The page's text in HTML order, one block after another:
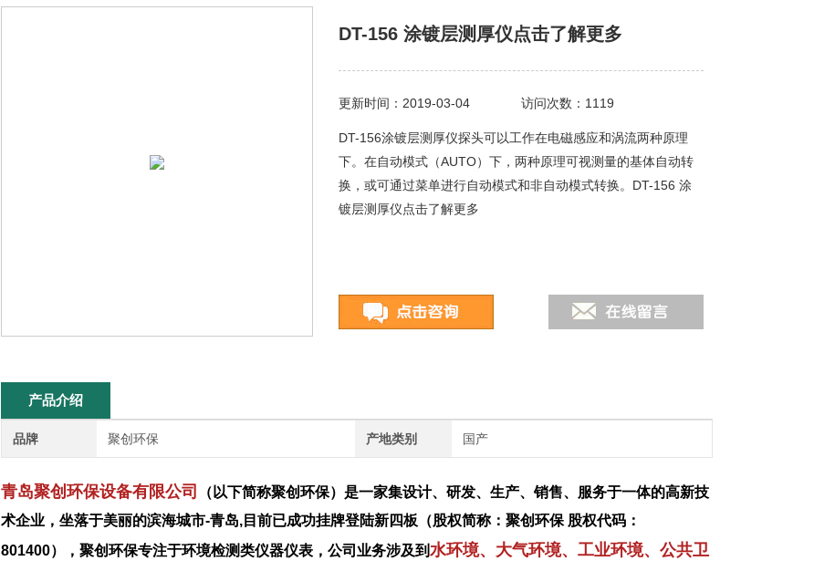
DT-156 涂镀层测厚仪点击了解更多
更新时间：2019-03-04 访问次数：1119
DT-156涂镀层测厚仪探头可以工作在电磁感应和涡流两种原理
下。在自动模式（AUTO）下，两种原理可视测量的基体自动转
换，或可通过菜单进行自动模式和非自动模式转换。DT-156 涂
镀层测厚仪点击了解更多
产品介绍
品牌 聚创环保 产地类别 国产
青岛聚创环保设备有限公司
（以下简称聚创环保）是一家集设计、研发、生产、销售、服务于一体的高新技
术企业，坐落于美丽的滨海城市-青岛,目前已成功挂牌登陆新四板（股权简称：聚创环保 股权代码：
801400），聚创环保专注于环境检测类仪器仪表，公司业务涉及到水环境、大气环境、工业环境、公共卫